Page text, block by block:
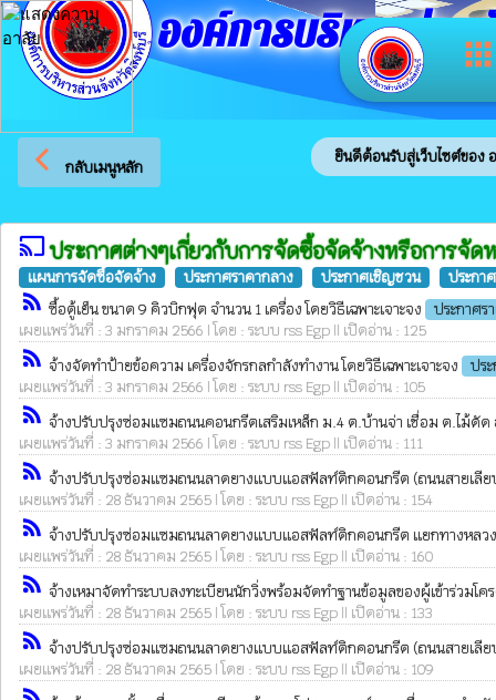
apps
องค์การบริหารส่วน
arrow_back_ios กลับเมนูหลัก
ยินดีต้อนรับสู่เว็บไซต์ของ อง
castประกาศต่างๆเกี่ยวกับการจัดซื้อจัดจ้างหรือการจัด
แผนการจัดซื้อจัดจ้าง ประกาศราคากลาง ประกาศเชิญชวน ประกา
rss_feed ซื้อตู้เย็น ขนาด 9 คิวบิกฟุต จำนวน 1 เครื่อง โดยวิธีเฉพาะเจาะจง
ประกาศร
เผยแพร่วันที่ : 3 มกราคม 2566 | โดย : ระบบ rss Egp || เปิดอ่าน : 125
rss_feed จ้างจัดทำป้ายข้อความ เครื่องจักรกลกำลังทำงาน โดยวิธีเฉพาะเจาะจง
ปร
เผยแพร่วันที่ : 3 มกราคม 2566 | โดย : ระบบ rss Egp || เปิดอ่าน : 105
rss_feed จ้างปรับปรุงซ่อมแซมถนนคอนกรีตเสริมเหล็ก ม.4 ต.บ้านจ่า เชื่อม ต.ไม้ดัด
เผยแพร่วันที่ : 3 มกราคม 2566 | โดย : ระบบ rss Egp || เปิดอ่าน : 111
rss_feed จ้างปรับปรุงซ่อมแซมถนนลาดยางแบบแอสฟัลท์ติกคอนกรีต (ถนนสายเลีย
เผยแพร่วันที่ : 28 ธันวาคม 2565 | โดย : ระบบ rss Egp || เปิดอ่าน : 154
rss_feed จ้างปรับปรุงซ่อมแซมถนนลาดยางแบบแอสฟัลท์ติกคอนกรีต แยกทางหลวง
เผยแพร่วันที่ : 28 ธันวาคม 2565 | โดย : ระบบ rss Egp || เปิดอ่าน : 160
rss_feed จ้างเหมาจัดทำระบบลงทะเบียนนักวิ่งพร้อมจัดทำฐานข้อมูลของผู้เข้าร่วมโ
เผยแพร่วันที่ : 28 ธันวาคม 2565 | โดย : ระบบ rss Egp || เปิดอ่าน : 133
rss_feed จ้างปรับปรุงซ่อมแซมถนนลาดยางแบบแอสฟัลท์ติกคอนกรีต (ถนนสายเลีย
เผยแพร่วันที่ : 28 ธันวาคม 2565 | โดย : ระบบ rss Egp || เปิดอ่าน : 109